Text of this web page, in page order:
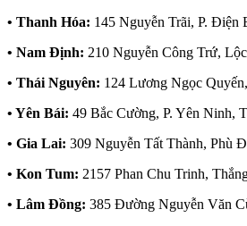
• Thanh Hóa: 145 Nguyễn Trãi, P. Điện
• Nam Định: 210 Nguyễn Công Trứ,
• Thái Nguyên: 124 Lương Ngọc
• Yên Bái: 49 Bắc Cường, P. Yên Ninh,
• Gia Lai: 309 Nguyễn Tất Thành, Phù
• Kon Tum: 2157 Phan Chu Trinh,
• Lâm Đồng: 385 Đường Nguyễn Văn